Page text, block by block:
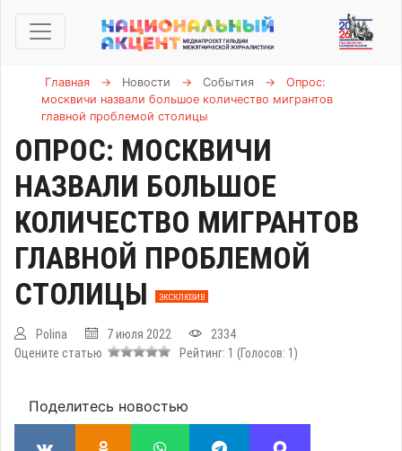
Главная → Новости → События →
Опрос:
москвичи назвали большое количество мигрантов
главной проблемой столицы
ОПРОС: МОСКВИЧИ
НАЗВАЛИ БОЛЬШОЕ
КОЛИЧЕСТВО МИГРАНТОВ
ГЛАВНОЙ ПРОБЛЕМОЙ
СТОЛИЦЫ
ЭКСКЛЮЗИВ
Polina 7 июля 2022
2334
Оцените статью
Рейтинг: 1 (Голосов: 1 )
Поделитесь новостью